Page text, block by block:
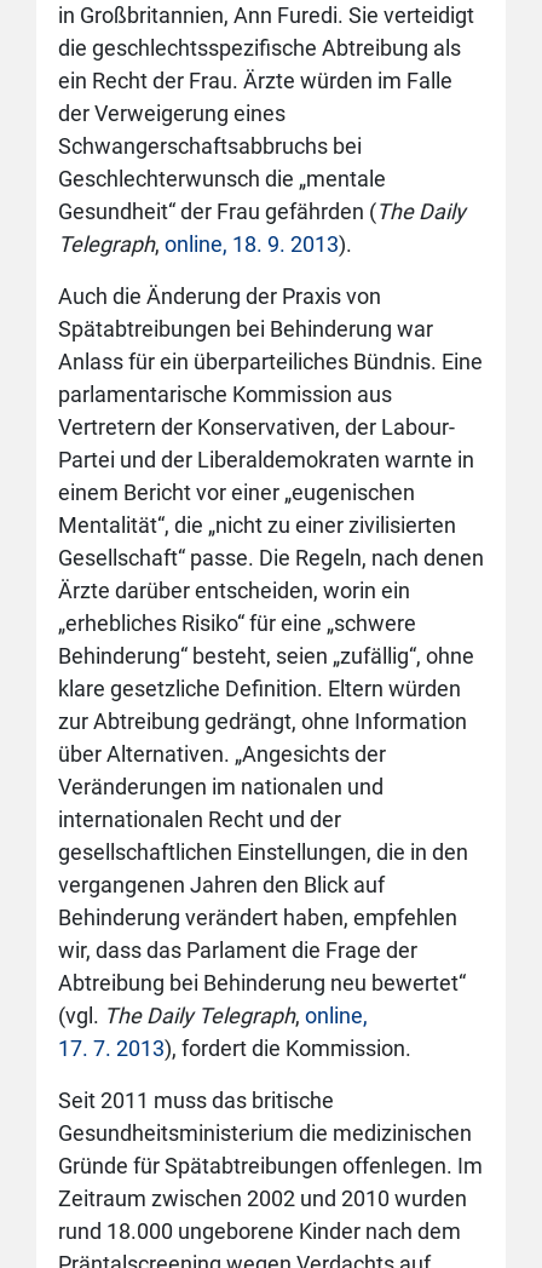
in Großbritannien, Ann Furedi. Sie verteidigt
die geschlechtsspezifische Abtreibung als
ein Recht der Frau. Ärzte würden im Falle
der Verweigerung eines
Schwangerschaftsabbruchs bei
Geschlechterwunsch die „mentale
Gesundheit“ der Frau gefährden (The Daily
Telegraph, online, 18. 9. 2013).
Auch die Änderung der Praxis von
Spätabtreibungen bei Behinderung war
Anlass für ein überparteiliches Bündnis. Eine
parlamentarische Kommission aus
Vertretern der Konservativen, der Labour-
Partei und der Liberaldemokraten warnte in
einem Bericht vor einer „eugenischen
Mentalität“, die „nicht zu einer zivilisierten
Gesellschaft“ passe. Die Regeln, nach denen
Ärzte darüber entscheiden, worin ein
„erhebliches Risiko“ für eine „schwere
Behinderung“ besteht, seien „zufällig“, ohne
klare gesetzliche Definition. Eltern würden
zur Abtreibung gedrängt, ohne Information
über Alternativen. „Angesichts der
Veränderungen im nationalen und
internationalen Recht und der
gesellschaftlichen Einstellungen, die in den
vergangenen Jahren den Blick auf
Behinderung verändert haben, empfehlen
wir, dass das Parlament die Frage der
Abtreibung bei Behinderung neu bewertet“
(vgl. The Daily Telegraph, online,
17. 7. 2013), fordert die Kommission.
Seit 2011 muss das britische
Gesundheitsministerium die medizinischen
Gründe für Spätabtreibungen offenlegen. Im
Zeitraum zwischen 2002 und 2010 wurden
rund 18.000 ungeborene Kinder nach dem